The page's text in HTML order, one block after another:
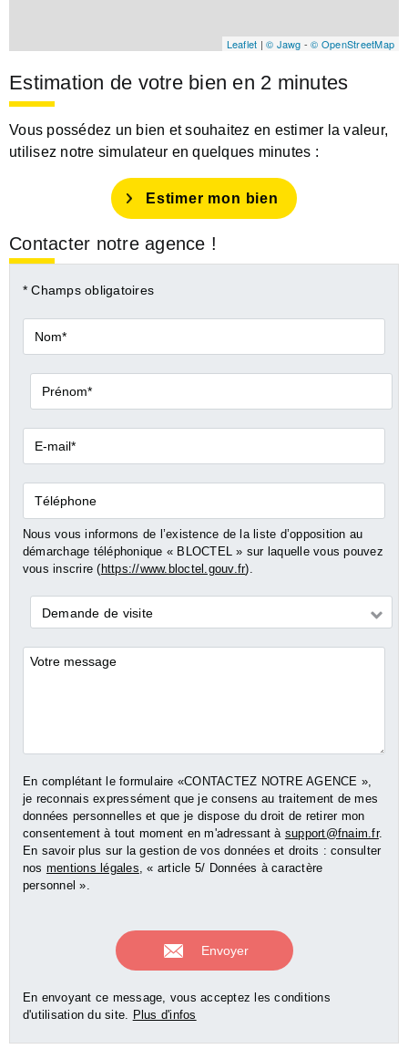
Leaflet | © Jawg -© OpenStreetMap
Estimation de votre bien en 2 minutes
Vous possédez un bien et souhaitez en estimer la valeur,
utilisez notre simulateur en quelques minutes :
Estimer mon bien
Contacter notre agence !
* Champs obligatoires
Nom*
Prénom*
E-
mail*
Téléphone
Nous vous informons de l’existence de la liste d’opposition au
démarchage téléphonique « BLOCTEL » sur laquelle vous pouvez
vous inscrire (https://www.bloctel.gouv.fr).
Demande
*
Demande de visite
Commentaires
En complétant le formulaire «CONTACTEZ NOTRE AGENCE »,
je reconnais expressément que je consens au traitement de mes
données personnelles et que je dispose du droit de retirer mon
consentement à tout moment en m'adressant à support@fnaim.fr.
En savoir plus sur la gestion de vos données et droits : consulter
nos mentions légales , « article 5/ Données à caractère
personnel ».
En envoyant ce message, vous acceptez les conditions
d'utilisation du site. Plus d'infos